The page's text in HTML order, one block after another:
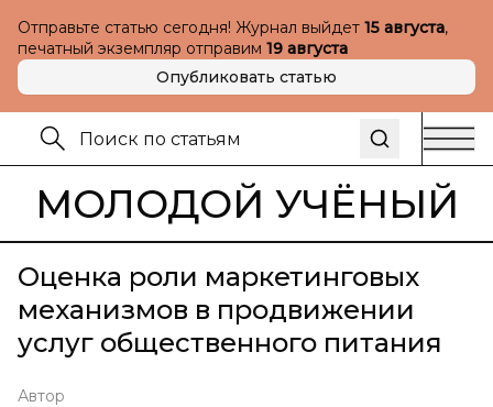
Отправьте статью сегодня! Журнал выйдет 15 августа,
печатный экземпляр отправим 19 августа
Опубликовать статью
МОЛОДОЙ УЧЁНЫЙ
Оценка роли маркетинговых
механизмов в продвижении
услуг общественного питания
Автор